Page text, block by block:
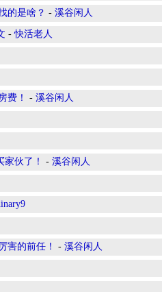
的是啥？ - 溪谷闲人
-快活老人
费！ - 溪谷闲人
伙了！ - 溪谷闲人
害的前任！ - 溪谷闲人